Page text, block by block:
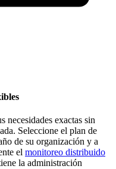
necesidades exactas sin
Seleccione el plan de
de su organización y a
el monitoreo distribuido
la administración